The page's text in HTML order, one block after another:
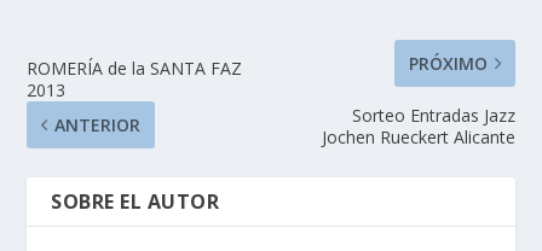
ROMERÍA de la SANTA FAZ
2013
ANTERIOR
PRÓXIMO
Sorteo Entradas Jazz
Jochen Rueckert Alicante
SOBRE EL AUTOR